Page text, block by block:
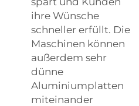
ihre Wünsche
schneller erfüllt. Die
Maschinen können
außerdem sehr
dünne
Aluminiumplatten
miteinander